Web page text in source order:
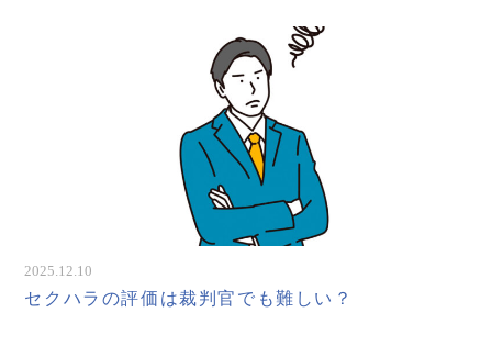
2025.12.10
セクハラの評価は裁判官でも難しい？